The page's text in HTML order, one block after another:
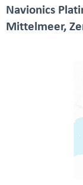
Navionics
Mittelmeer,